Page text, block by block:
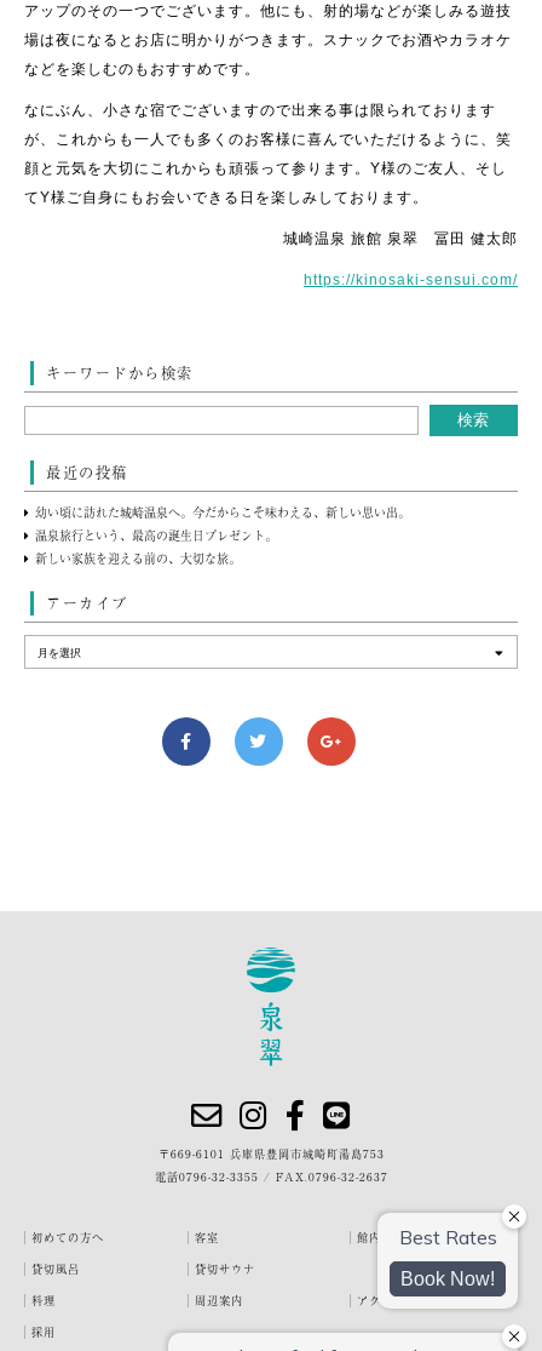
アップのその一つでございます。他にも、射的場などが楽しみる遊技
場は夜になるとお店に明かりがつきます。スナックでお酒やカラオケ
などを楽しむのもおすすめです。
なにぶん、小さな宿でございますので出来る事は限られております
が、これからも一人でも多くのお客様に喜んでいただけるように、笑
顔と元気を大切にこれからも頑張って参ります。Y様のご友人、そし
てY様ご自身にもお会いできる日を楽しみしております。
城崎温泉 旅館 泉翠 冨田 健太郎
https://kinosaki-sensui.com/
キーワードから検索
最近の投稿
幼い頃に訪れた城崎温泉へ。今だからこそ味わえる、新しい思い出。
温泉旅行という、最高の誕生日プレゼント。
新しい家族を迎える前の、大切な旅。
アーカイブ
〒669-6101 兵庫県豊岡市城崎町湯島753
電話0796-32-3355 / FAX.0796-32-2637
初めての方へ 客室
館内・施設
貸切風呂
貸切サウナ
料理
周辺案内
アクセス
採用